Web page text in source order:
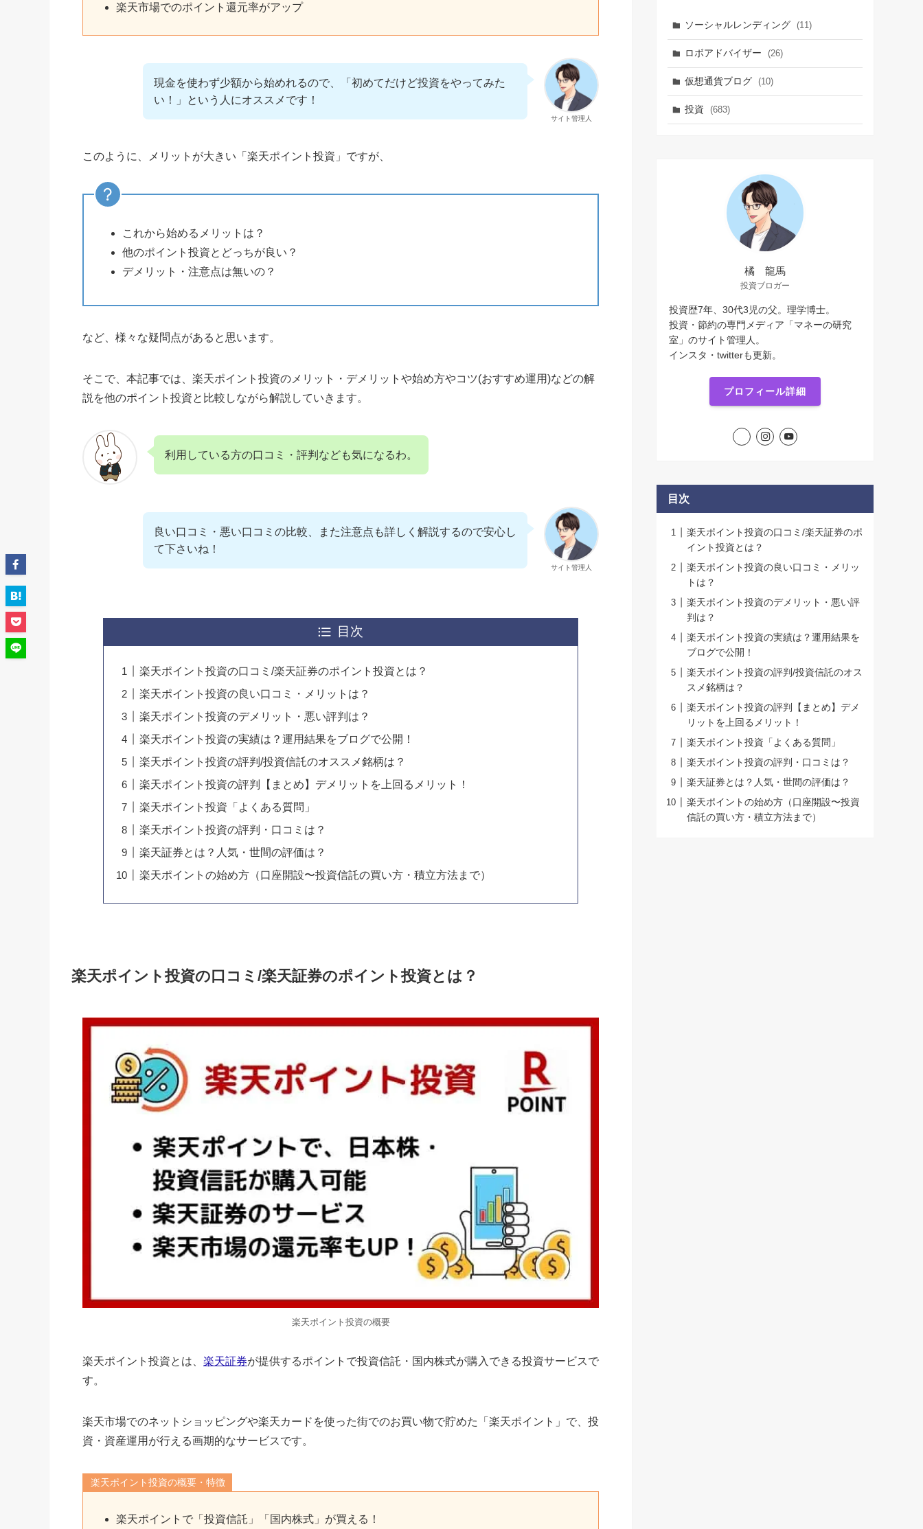
楽天市場でのポイント還元率がアップ
サイト管理人
現金を使わず少額から始めれるので、「初めてだけど投資をやってみた
い！」という人にオススメです！
このように、メリットが大きい「楽天ポイント投資」ですが、
これから始めるメリットは？
他のポイント投資とどっちが良い？
デメリット・注意点は無いの？
など、様々な疑問点があると思います。
そこで、本記事では、楽天ポイント投資のメリット・デメリットや始め方やコツ(おすすめ運用)などの解
説を他のポイント投資と比較しながら解説していきます。
利用している方の口コミ・評判なども気になるわ。
サイト管理人
良い口コミ・悪い口コミの比較、また注意点も詳しく解説するので安心し
て下さいね！
目次
楽天ポイント投資の口コミ/楽天証券のポイント投資とは？
楽天ポイント投資の良い口コミ・メリットは？
楽天ポイント投資のデメリット・悪い評判は？
楽天ポイント投資の実績は？運用結果をブログで公開！
楽天ポイント投資の評判/投資信託のオススメ銘柄は？
楽天ポイント投資の評判【まとめ】デメリットを上回るメリット！
楽天ポイント投資「よくある質問」
楽天ポイント投資の評判・口コミは？
楽天証券とは？人気・世間の評価は？
楽天ポイントの始め方（口座開設〜投資信託の買い方・積立方法まで）
楽天ポイント投資の口コミ/楽天証券のポイント投資とは？
楽天ポイント投資の概要
楽天ポイント投資とは、 楽天証券が提供するポイントで投資信託・国内株式が購入できる投資サービスで
す。
楽天市場でのネットショッピングや楽天カードを使った街でのお買い物で貯めた「楽天ポイント」で、投
資・資産運用が行える画期的なサービスです。
楽天ポイント投資の概要・特徴
楽天ポイントで「投資信託」「国内株式」が買える！
ソーシャルレンディング (11)
ロボアドバイザー (26)
仮想通貨ブログ (10)
投資 (683)
橘 龍馬
投資ブロガー
投資歴7年、30代3児の父。理学博士。
投資・節約の専門メディア「マネーの研究
室」のサイト管理人。
インスタ・twitterも更新。
プロフィール詳細
目次
楽天ポイント投資の口コミ/楽天証券のポ
イント投資とは？
楽天ポイント投資の良い口コミ・メリッ
トは？
楽天ポイント投資のデメリット・悪い評
判は？
楽天ポイント投資の実績は？運用結果を
ブログで公開！
楽天ポイント投資の評判/投資信託のオス
スメ銘柄は？
楽天ポイント投資の評判【まとめ】デメ
リットを上回るメリット！
楽天ポイント投資「よくある質問」
楽天ポイント投資の評判・口コミは？
楽天証券とは？人気・世間の評価は？
楽天ポイントの始め方（口座開設〜投資
信託の買い方・積立方法まで）